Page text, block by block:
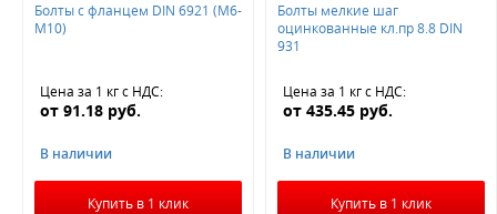
Болты с фланцем DIN 6921 (М6-
М10)
Цена за 1 кгс НДС:
от 91.18 руб.
В наличии
Купить в 1 клик
Болты мелкие шаг
оцинкованные кл.пр 8.8 DIN
931
Цена за 1 кгс НДС:
от 435.45 руб.
В наличии
Купить в 1 клик